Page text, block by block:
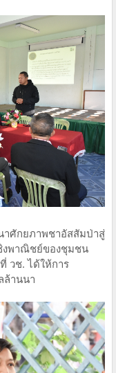
าศักยภาพชาอัสสัมป่าสู่
งพาณิชย์ของชุมชน
วช. ได้ให้การ
ล้านนา